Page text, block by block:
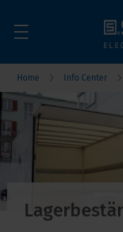
Home Info Center